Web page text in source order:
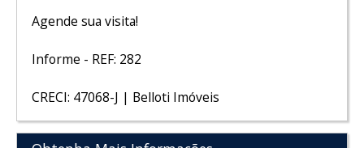
Agende sua visita!
Informe - REF: 282
CRECI: 47068-J | Belloti Imóveis